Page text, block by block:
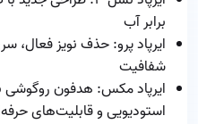
برابر آب
ایرپاد پرو: حذف نویز
شفافیت
ایرپاد مکس: هدفون روگوشی
استودیویی و قابلیت‌های